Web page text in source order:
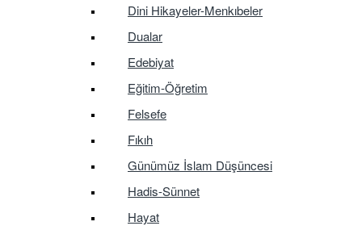
Dini Hikayeler-Menkıbeler
Dualar
Edebiyat
Eğitim-Öğretim
Felsefe
Fıkıh
Günümüz İslam Düşüncesi
Hadis-Sünnet
Hayat